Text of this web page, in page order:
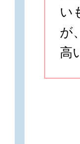
い
が
高